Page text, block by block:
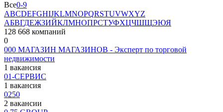
Все0-9
ABCDEFGHIJKLMNOPQRSTUVWXYZ
АБВГДЕЖЗИЙКЛМНОПРСТУФХЦЧШЩЭЮЯ
128 668 компаний
0
000 МАГАЗИН МАГАЗИНОВ - Эксперт по торговой
недвижимости
1 вакансия
01-СЕРВИС
1 вакансия
0250
2 вакансии